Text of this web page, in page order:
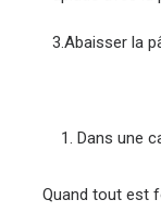
3.Abaisser la
1. Dans une
Quand tout est